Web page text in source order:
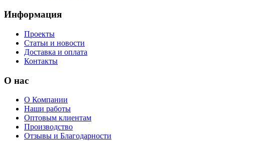
Информация
Проекты
Статьи и новости
Доставка и оплата
Контакты
О нас
О Компании
Наши работы
Оптовым клиентам
Производство
Отзывы и Благодарности